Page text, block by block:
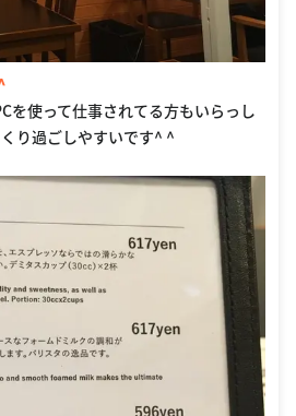
を使って仕事されてる方もいらっし
り過ごしやすいです^ ^